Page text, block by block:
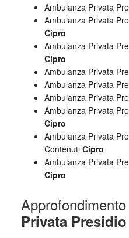
Ambulanza Privata
Ambulanza Privata
Cipro
Ambulanza Privata
Cipro
Ambulanza Privata
Ambulanza Privata
Ambulanza Privata
Ambulanza Privata
Cipro
Ambulanza Privata
Contenuti Cipro
Ambulanza Privata
Cipro
Privata